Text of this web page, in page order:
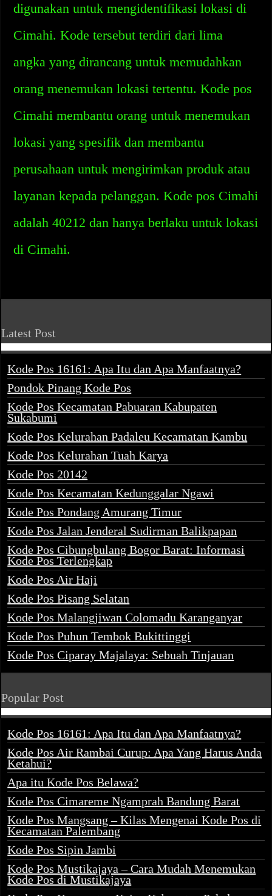
digunakan untuk mengidentifikasi lokasi di
Cimahi. Kode tersebut terdiri dari lima
angka yang dirancang untuk memudahkan
orang menemukan lokasi tertentu. Kode pos
Cimahi membantu orang untuk menemukan
lokasi yang spesifik dan membantu
perusahaan untuk mengirimkan produk atau
layanan kepada pelanggan. Kode pos Cimahi
adalah 40212 dan hanya berlaku untuk lokasi
di Cimahi.
Latest Post
Kode Pos 16161: Apa Itu dan Apa Manfaatnya?
Pondok Pinang Kode Pos
Kode Pos Kecamatan Pabuaran Kabupaten
Sukabumi
Kode Pos Kelurahan Padaleu Kecamatan Kambu
Kode Pos Kelurahan Tuah Karya
Kode Pos 20142
Kode Pos Kecamatan Kedunggalar Ngawi
Kode Pos Pondang Amurang Timur
Kode Pos Jalan Jenderal Sudirman Balikpapan
Kode Pos Cibungbulang Bogor Barat: Informasi
Kode Pos Terlengkap
Kode Pos Air Haji
Kode Pos Pisang Selatan
Kode Pos Malangjiwan Colomadu Karanganyar
Kode Pos Puhun Tembok Bukittinggi
Kode Pos Ciparay Majalaya: Sebuah Tinjauan
Popular Post
Kode Pos 16161: Apa Itu dan Apa Manfaatnya?
Kode Pos Air Rambai Curup: Apa Yang Harus Anda
Ketahui?
Apa itu Kode Pos Belawa?
Kode Pos Cimareme Ngamprah Bandung Barat
Kode Pos Mangsang – Kilas Mengenai Kode Pos di
Kecamatan Palembang
Kode Pos Sipin Jambi
Kode Pos Mustikajaya – Cara Mudah Menemukan
Kode Pos di Mustikajaya